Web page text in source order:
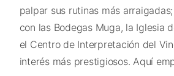
palpar sus rutinas más
con las Bodegas Muga, la Iglesia
el Centro de Interpretación del
interés más prestigiosos. Aquí